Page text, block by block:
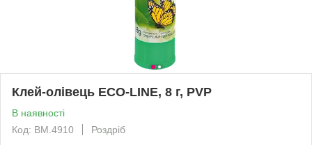
Клей-олiвець ECO-LINE, 8 г, PVP
В наявності
Код: BM.4910
Роздріб